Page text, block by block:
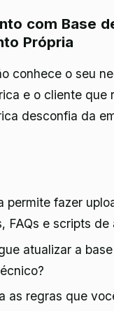
com Base
Própria
conhece o seu
e o cliente que
desconfia da
permite fazer
FAQs e scripts de
atualizar a
as regras que